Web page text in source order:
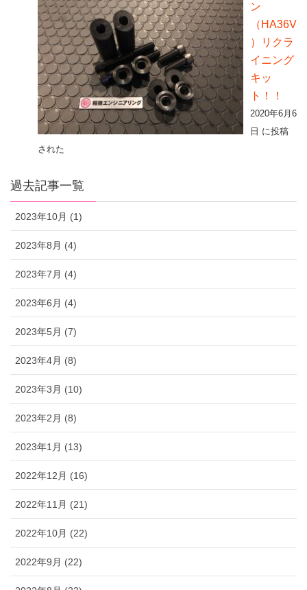
ン
（HA36V
）リクラ
イニング
キッ
ト！！
2020年6月6
日 に投稿
された
過去記事一覧
2023年10月 (1)
2023年8月 (4)
2023年7月 (4)
2023年6月 (4)
2023年5月 (7)
2023年4月 (8)
2023年3月 (10)
2023年2月 (8)
2023年1月 (13)
2022年12月 (16)
2022年11月 (21)
2022年10月 (22)
2022年9月 (22)